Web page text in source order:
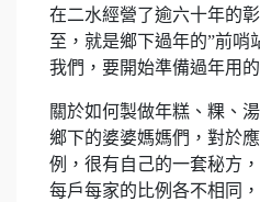
在二水經營了逾六十年的
至，就是鄉下過年的”前哨
我們，要開始準備過年用
關於如何製做年糕、粿、
鄉下的婆婆媽媽們，對於
例，很有自己的一套秘方，
每戶每家的比例各不相同